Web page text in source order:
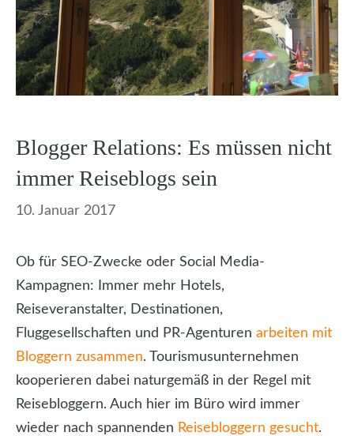
Blogger Relations: Es müssen nicht
immer Reiseblogs sein
10. Januar 2017
Ob für SEO-Zwecke oder Social Media-
Kampagnen: Immer mehr Hotels,
Reiseveranstalter, Destinationen,
Fluggesellschaften und PR-Agenturen arbeiten mit
Bloggern zusammen. Tourismusunternehmen
kooperieren dabei naturgemäß in der Regel mit
Reisebloggern. Auch hier im Büro wird immer
wieder nach spannenden Reisebloggern gesucht.